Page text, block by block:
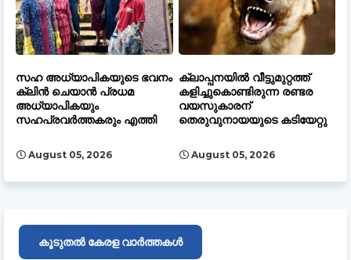
സഹ അധ്യാപികയുടെ ഭവനം
ക്ലിൻ ചെയാൻ പ്രധമ
അധ്യാപികയും
സഹപ്രവർത്തകരും എത്തി
August 05, 2026
ക്ലാപ്പനയിൽ വീട്ടുമുറ്റത്ത്
കളിച്ചുകൊണ്ടിരുന്ന രണ്ടര
വയസുകാരന്
തെരുവുനായയുടെ കടിയേറ്റു
August 05, 2026
കൂടുതൽ കേരള വാർത്തകൾ